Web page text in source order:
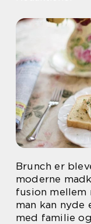
Brunch er
moderne
fusion mellem
man kan nyde
med familie